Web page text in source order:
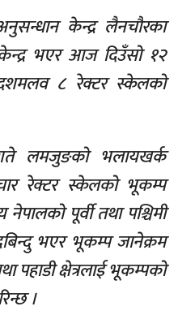
केन्द्र लैनचौरका
भएर आज दिउँसो १२
८ रेक्टर स्केलको
लमजुङको भलायखर्क
रेक्टर स्केलको भूकम्प
पूर्वी तथा पश्चिमी
भएर भूकम्प जानेक्रम
पहाडी क्षेत्रलाई भूकम्पको
।